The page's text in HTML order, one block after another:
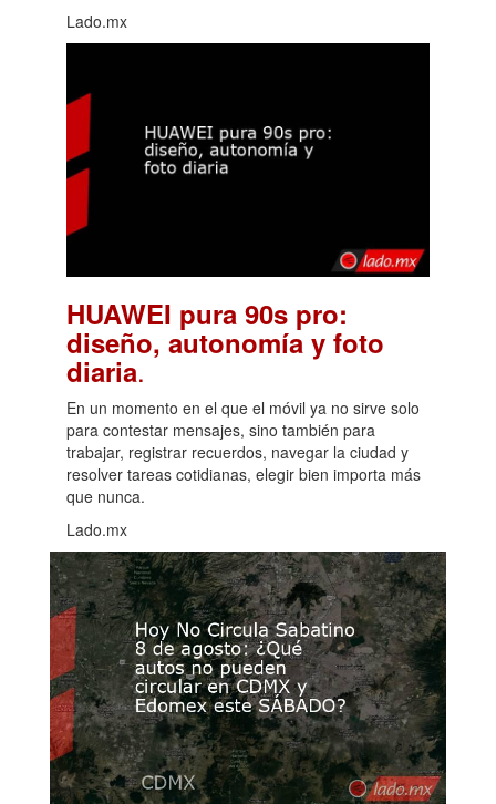
Lado.mx
HUAWEI pura 90s pro:
diseño, autonomía y foto
diaria.
En un momento en el que el móvil ya no sirve solo
para contestar mensajes, sino también para
trabajar, registrar recuerdos, navegar la ciudad y
resolver tareas cotidianas, elegir bien importa más
que nunca.
Lado.mx